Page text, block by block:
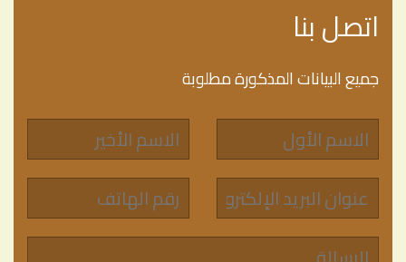
اتصل بنا
جميع البيانات المذكورة مطلوبة